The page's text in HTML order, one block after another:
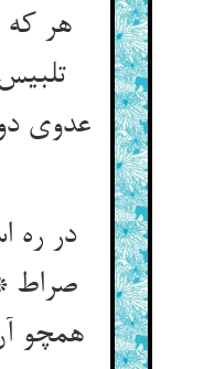
هر که
عدوی
در ره
صراط
همچو